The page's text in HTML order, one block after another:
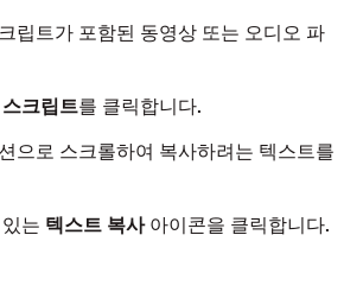
립트가 포함된 동영상 또는 오디오 파
스크립트를 클릭합니다.
으로 스크롤하여 복사하려는 텍스트를
는 텍스트 복사아이콘을 클릭합니다.